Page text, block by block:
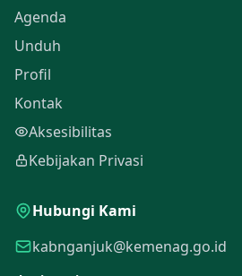
Agenda
Unduh
Profil
Kontak
Aksesibilitas
Kebijakan Privasi
Hubungi Kami
kabnganjuk@kemenag.go.id